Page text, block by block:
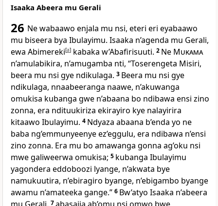
Isaaka Abeera mu Gerali
26 Ne wabaawo enjala mu nsi, eteri eri eyabaawo
mu biseera bya Ibulayimu. Isaaka n’agenda mu Gerali,
ewa Abimereki[a] kabaka w’Abafirisuuti. 2 Ne Mukama
n’amulabikira, n’amugamba nti, “Toserengeta Misiri,
beera mu nsi gye ndikulaga. 3 Beera mu nsi gye
ndikulaga, nnaabeeranga naawe, n’akuwanga
omukisa kubanga gwe n’abaana bo ndibawa ensi zino
zonna, era ndituukiriza ekirayiro kye nalayirira
kitaawo Ibulayimu. 4 Ndyaza abaana b’enda yo ne
baba ng’emmunyeenye ez’eggulu, era ndibawa n’ensi
zino zonna. Era mu bo amawanga gonna ag’oku nsi
mwe galiweerwa omukisa; 5 kubanga Ibulayimu
yagondera eddoboozi lyange, n’akwata bye
namukuutira, n’ebiragiro byange, n’ebigambo byange
awamu n’amateeka gange.” 6 Bw’atyo Isaaka n’abeera
7